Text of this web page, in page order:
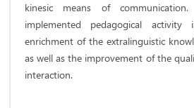
kinesic means of
implemented pedagogical
enrichment of the extralinguistic
as well as the improvement of the
interaction.